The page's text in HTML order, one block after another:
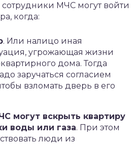
МЧС могут войти
когда:
. Или налицо иная
угрожающая жизни
дома. Тогда
заручаться согласием
взломать дверь в его
могут вскрыть квартиру
воды или газа. При этом
люди из